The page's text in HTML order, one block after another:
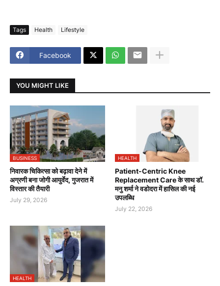
Tags Health Lifestyle
Facebook
YOU MIGHT LIKE
BUSINESS
निवारक चिकित्सा को बढ़ावा देने में
अग्रणी बना जोगी आयुर्वेद, गुजरात में
विस्तार की तैयारी
July 29, 2026
HEALTH
Patient-Centric Knee
Replacement Care के साथ डॉ.
मनु शर्मा ने वडोदरा में हासिल की नई
उपलब्धि
July 22, 2026
HEALTH